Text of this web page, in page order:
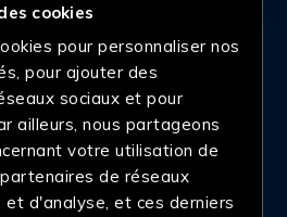
cookies
pour personnaliser nos
pour ajouter des
sociaux et pour
ailleurs, nous partageons
votre utilisation de
de réseaux
et d'analyse, et ces derniers